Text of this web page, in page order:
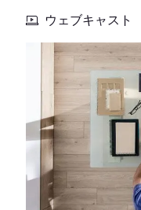
ウェブキャスト